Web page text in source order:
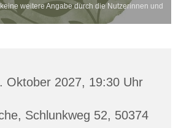
weitere Angabe durch die Nutzerinnen und
Oktober 2027, 19:30 Uhr
Schlunkweg 52, 50374